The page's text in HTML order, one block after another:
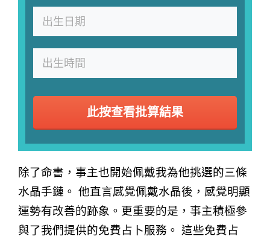
此按查看批算結果
除了命書，事主也開始佩戴我為他挑選的三條
水晶手鏈。 他直言感覺佩戴水晶後，感覺明顯
運勢有改善的跡象。更重要的是，事主積極參
與了我們提供的免費占卜服務。 這些免費占